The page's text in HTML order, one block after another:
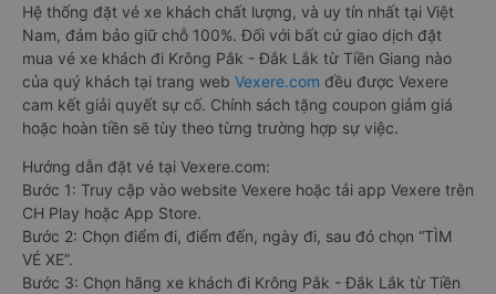
Hệ thống đặt vé xe khách chất lượng, và uy tín nhất tại Việt
Nam, đảm bảo giữ chỗ 100%. Đối với bất cứ giao dịch đặt
mua vé xe khách đi Krông Pắk - Đắk Lắk từ Tiền Giang nào
của quý khách tại trang web Vexere.com đều được Vexere
cam kết giải quyết sự cố. Chính sách tặng coupon giảm giá
hoặc hoàn tiền sẽ tùy theo từng trường hợp sự việc.
Hướng dẫn đặt vé tại Vexere.com:
Bước 1: Truy cập vào website Vexere hoặc tải app Vexere trên
CH Play hoặc App Store.
Bước 2: Chọn điểm đi, điểm đến, ngày đi, sau đó chọn “TÌM
VÉ XE”.
Bước 3: Chọn hãng xe khách đi Krông Pắk - Đắk Lắk từ Tiền